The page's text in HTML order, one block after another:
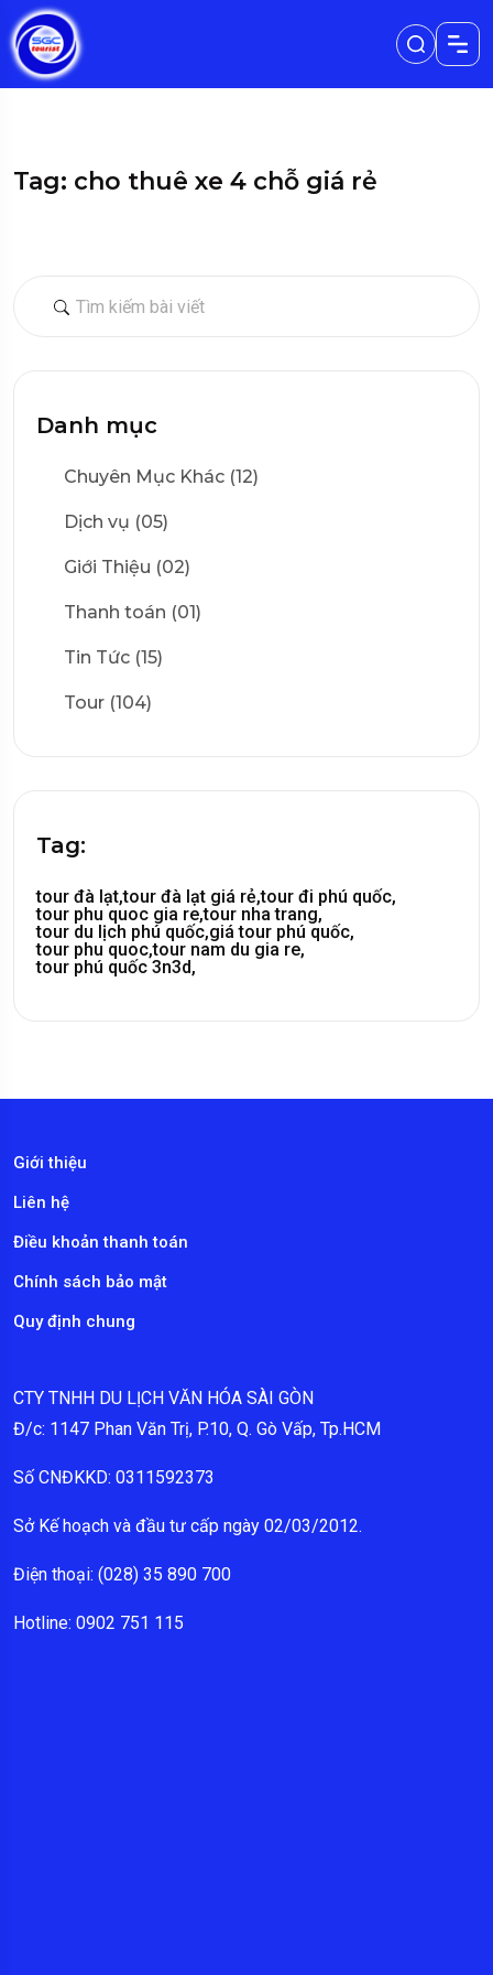
Danh mục
Chuyên Mục Khác (12)
Dịch vụ (05)
Giới Thiệu (02)
Thanh toán (01)
Tin Tức (15)
Tour (104)
Tag:
tour đà lạt,tour đà lạt giá rẻ,tour đi phú quốc,
tour phu quoc gia re,tour nha trang,
tour du lịch phú quốc,giá tour phú quốc,
tour phu quoc,tour nam du gia re,
tour phú quốc 3n3d,
Tag: cho thuê xe 4 chỗ giá rẻ
Giới thiệu
Liên hệ
Điều khoản thanh toán
Chính sách bảo mật
Quy định chung
CTY TNHH DU LỊCH VĂN HÓA SÀI GÒN
Đ/c: 1147 Phan Văn Trị, P.10, Q. Gò Vấp, Tp.HCM
Số CNĐKKD: 0311592373
Sở Kế hoạch và đầu tư cấp ngày 02/03/2012.
Điện thoại: (028) 35 890 700
Hotline: 0902 751 115